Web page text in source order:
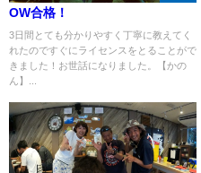
OW合格！
3日間とても分かりやすく丁寧に教えてく
れたのですぐにライセンスをとることがで
きました！お世話になりました。【かの
ん】...